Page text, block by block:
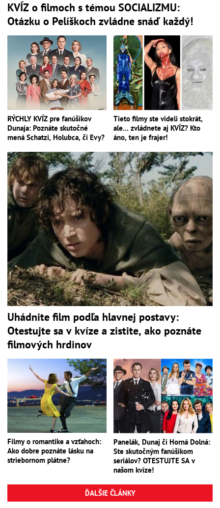
KVÍZ o filmoch s témou SOCIALIZMU:
Otázku o Pelíškoch zvládne snáď každý!
RÝCHLY KVÍZ pre fanúšikov
Dunaja: Poznáte skutočné
mená Schatzi, Holubca, či Evy?
Tieto filmy ste videli stokrát,
ale... zvládnete aj KVÍZ? Kto
áno, ten je frajer!
Uhádnite film podľa hlavnej postavy:
Otestujte sa v kvíze a zistite, ako poznáte
filmových hrdinov
Filmy o romantike a vzťahoch:
Ako dobre poznáte lásku na
striebornom plátne?
Panelák, Dunaj či Horná Dolná:
Ste skutočným fanúšikom
seriálov? OTESTUJTE SA v
našom kvíze!
ĎALŠIE ČLÁNKY